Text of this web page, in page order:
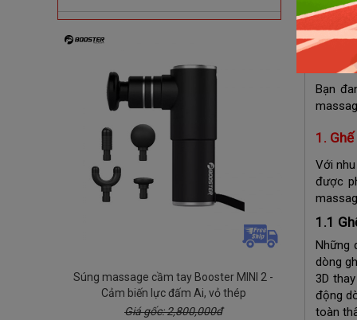
Súng massage cầm tay Booster MINI 2 -
Cảm biến lực đấm Ai, vỏ thép
Giá gốc: 2,800,000đ
Bạn
1.
Với
được
1.1
Những
dòng
3D
động
toàn